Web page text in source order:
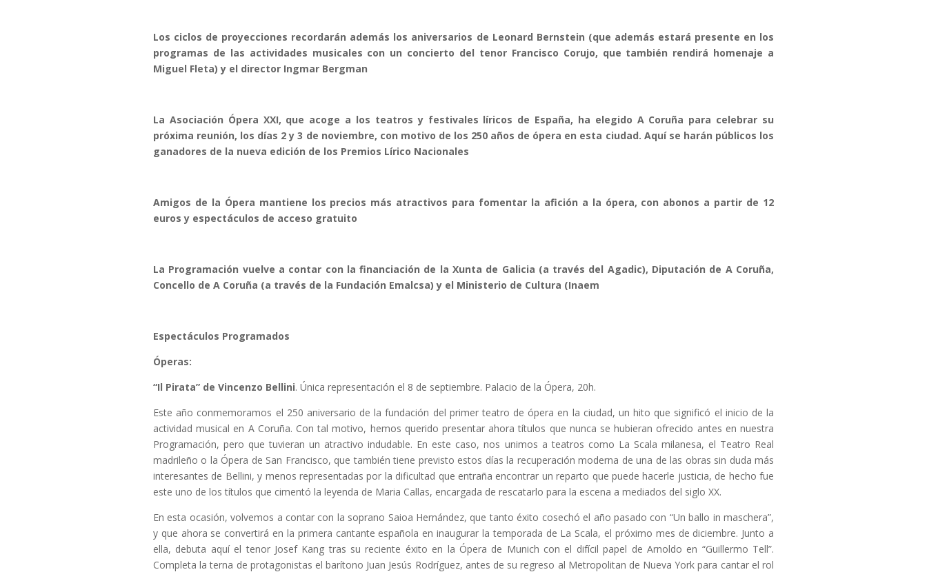
Los ciclos de proyecciones recordarán además los aniversarios de Leonard Bernstein (que además estará presente en los
programas de las actividades musicales con un concierto del tenor Francisco Corujo, que también rendirá homenaje a
Miguel Fleta) y el director Ingmar Bergman
La Asociación Ópera XXI, que acoge a los teatros y festivales líricos de España, ha elegido A Coruña para celebrar su
próxima reunión, los días 2 y 3 de noviembre, con motivo de los 250 años de ópera en esta ciudad. Aquí se harán públicos los
ganadores de la nueva edición de los Premios Lírico Nacionales
Amigos de la Ópera mantiene los precios más atractivos para fomentar la afición a la ópera, con abonos a partir de 12
euros y espectáculos de acceso gratuito
La Programación vuelve a contar con la financiación de la Xunta de Galicia (a través del Agadic), Diputación de A Coruña,
Concello de A Coruña (a través de la Fundación Emalcsa) y el Ministerio de Cultura (Inaem
Espectáculos Programados
Óperas:
“Il Pirata” de Vincenzo Bellini. Única representación el 8 de septiembre. Palacio de la Ópera, 20h.
Este año conmemoramos el 250 aniversario de la fundación del primer teatro de ópera en la ciudad, un hito que significó el inicio de la
actividad musical en A Coruña. Con tal motivo, hemos querido presentar ahora títulos que nunca se hubieran ofrecido antes en nuestra
Programación, pero que tuvieran un atractivo indudable. En este caso, nos unimos a teatros como La Scala milanesa, el Teatro Real
madrileño o la Ópera de San Francisco, que también tiene previsto estos días la recuperación moderna de una de las obras sin duda más
interesantes de Bellini, y menos representadas por la dificultad que entraña encontrar un reparto que puede hacerle justicia, de hecho fue
este uno de los títulos que cimentó la leyenda de Maria Callas, encargada de rescatarlo para la escena a mediados del siglo XX.
En esta ocasión, volvemos a contar con la soprano Saioa Hernández, que tanto éxito cosechó el año pasado con “Un ballo in maschera”,
y que ahora se convertirá en la primera cantante española en inaugurar la temporada de La Scala, el próximo mes de diciembre. Junto a
ella, debuta aquí el tenor Josef Kang tras su reciente éxito en la Ópera de Munich con el difícil papel de Arnoldo en “Guillermo Tell”.
Completa la terna de protagonistas el barítono Juan Jesús Rodríguez, antes de su regreso al Metropolitan de Nueva York para cantar el rol